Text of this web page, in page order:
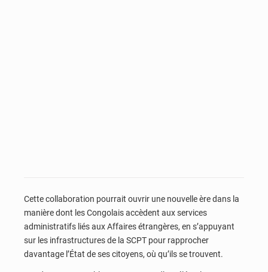
Cette collaboration pourrait ouvrir une nouvelle ère dans la
manière dont les Congolais accèdent aux services
administratifs liés aux Affaires étrangères, en s’appuyant
sur les infrastructures de la SCPT pour rapprocher
davantage l’État de ses citoyens, où qu’ils se trouvent.